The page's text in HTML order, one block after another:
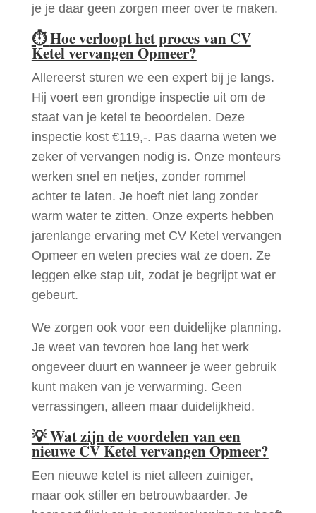
je je daar geen zorgen meer over te maken.
⏱Hoe verloopt het proces van CV
Ketel vervangen Opmeer?
Allereerst sturen we een expert bij je langs.
Hij voert een grondige inspectie uit om de
staat van je ketel te beoordelen. Deze
inspectie kost €119,-. Pas daarna weten we
zeker of vervangen nodig is. Onze monteurs
werken snel en netjes, zonder rommel
achter te laten. Je hoeft niet lang zonder
warm water te zitten. Onze experts hebben
jarenlange ervaring met CV Ketel vervangen
Opmeer en weten precies wat ze doen. Ze
leggen elke stap uit, zodat je begrijpt wat er
gebeurt.
We zorgen ook voor een duidelijke planning.
Je weet van tevoren hoe lang het werk
ongeveer duurt en wanneer je weer gebruik
kunt maken van je verwarming. Geen
verrassingen, alleen maar duidelijkheid.
💡Wat zijn de voordelen van een
nieuwe CV Ketel vervangen Opmeer?
Een nieuwe ketel is niet alleen zuiniger,
maar ook stiller en betrouwbaarder. Je